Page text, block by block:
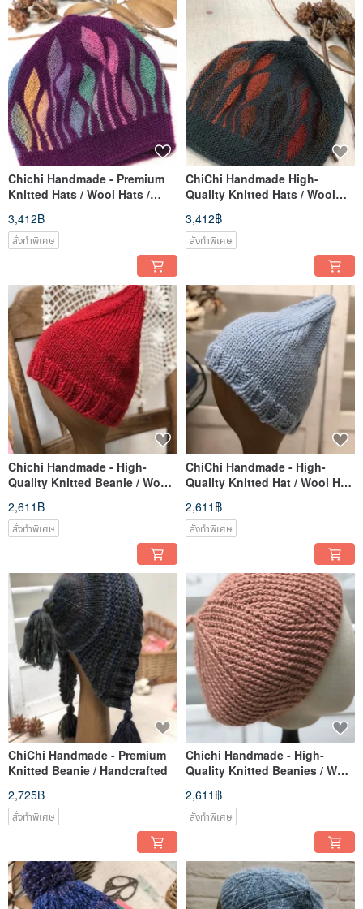
Chichi Handmade - Premium
Knitted Hats / Wool Hats /
3,412฿
สั่งทำพิเศษ
ChiChi Handmade High-
Quality Knitted Hats / Wool
3,412฿
สั่งทำพิเศษ
Chichi Handmade - High-
Quality Knitted Beanie / Wool
Series]
2,611฿
สั่งทำพิเศษ
ChiChi Handmade - High-
Quality Knitted Hat / Wool Hat
Collection】
2,611฿
สั่งทำพิเศษ
ChiChi Handmade - Premium
Knitted Beanie / Handcrafted
2,725฿
สั่งทำพิเศษ
Chichi Handmade - High-
Quality Knitted Beanies / Wool
2,611฿
สั่งทำพิเศษ